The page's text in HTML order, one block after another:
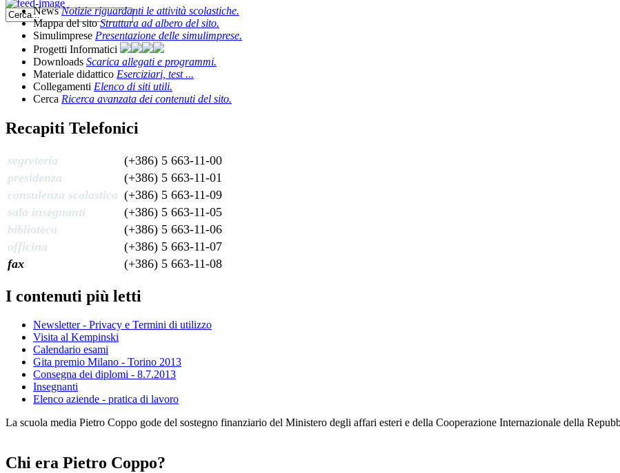
NewsNotizie riguardanti le attività scolastiche.
Mappa del sitoStruttura ad albero del sito.
Simulimprese Presentazione delle simulimprese.
Progetti Informatici
Downloads Scarica allegati e programmi.
Materiale didattico Eserciziari, test ...
Collegamenti Elenco di siti utili.
Cerca Ricerca avanzata dei contenuti del sito.
Recapiti Telefonici
segreteria
(+386) 5 663-11-00
presidenza
(+386) 5 663-11-01
consulenza scolastica (+386) 5 663-11-09
sala insegnanti
(+386) 5 663-11-05
biblioteca
(+386) 5 663-11-06
officina
(+386) 5 663-11-07
fax
(+386) 5 663-11-08
I contenuti più letti
Newsletter - Privacy e Termini di utilizzo
Visita al Kempinski
Calendario esami
Gita premio Milano - Torino 2013
Consegna dei diplomi - 8.7.2013
Insegnanti
Elenco aziende - pratica di lavoro
La scuola media Pietro Coppo gode del sostegno finanziario del Ministero degli affari esteri e della Cooperazione Internazionale della
Chi era Pietro Coppo?